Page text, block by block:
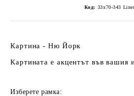
Код: 33x70-343
Картина - Ню Йорк
Картината е акцентът във вашия
Изберете рамка: